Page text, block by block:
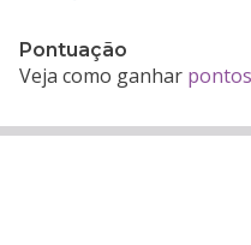
Pontuação
Veja como ganhar